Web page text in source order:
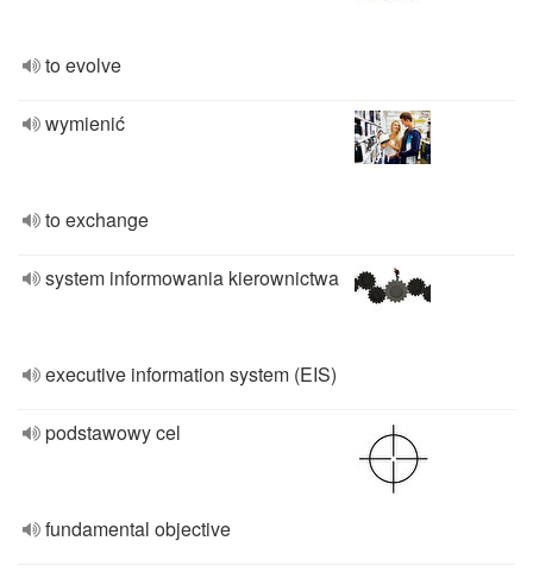
to evolve
wymienić
to exchange
system informowania kierownictwa
executive information system (EIS)
podstawowy cel
fundamental objective